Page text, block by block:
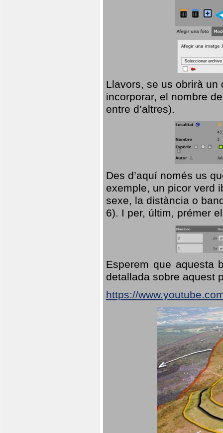
Llavors, se us obrirà
incorporar, el nombre
entre d’altres).
Des d’aquí només us
exemple, un picor verd
sexe, la distància o
6). I per, últim, prémer
Esperem que aquesta
detallada sobre aquest
https://